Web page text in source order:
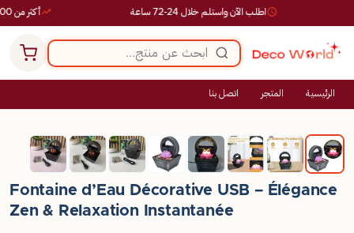
أكثر من 10,000 طلب ناجح اطلب الآن واستلم خلال 24-72 ساعة
الرئيسية المتجر اتصل بنا
Fontaine d’Eau Décorative USB – Élégance
Zen & Relaxation Instantanée